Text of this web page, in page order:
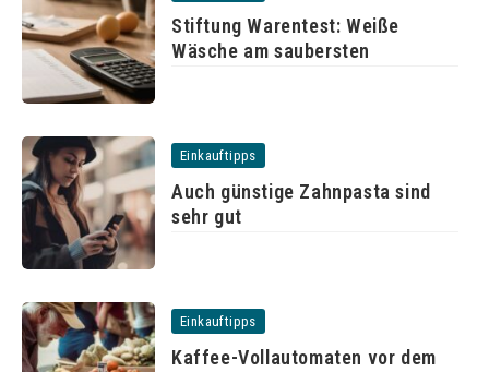
Stiftung Warentest: Weiße
Wäsche am saubersten
Einkauftipps
Auch günstige Zahnpasta sind
sehr gut
Einkauftipps
Kaffee-Vollautomaten vor dem